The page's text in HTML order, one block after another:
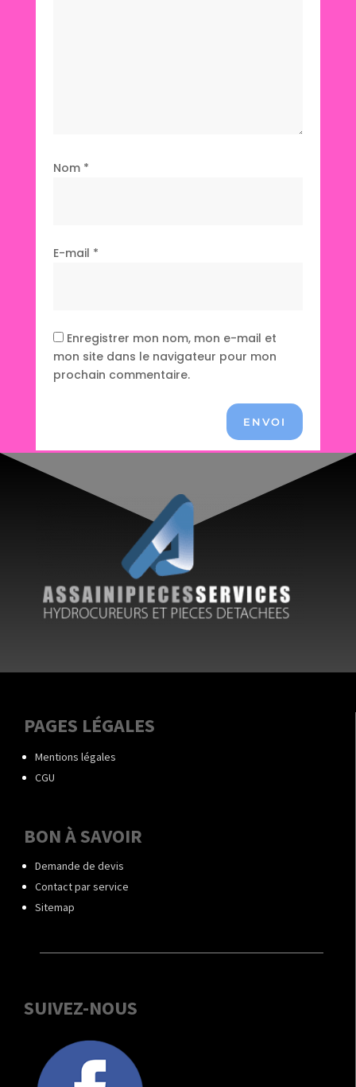
Nom *
E-mail *
Enregistrer mon nom, mon e-mail et
mon site dans le navigateur pour mon
prochain commentaire.
ENVOI
PAGES LÉGALES
Mentions légales
CGU
BON À SAVOIR
Demande de devis
Contact par service
Sitemap
SUIVEZ-NOUS